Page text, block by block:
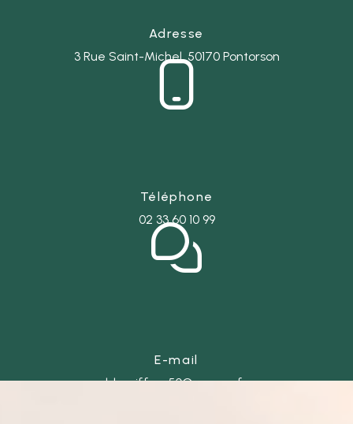
Adresse
3 Rue Saint-Michel, 50170 Pontorson
Téléphone
02 33 60 10 99
E-mail
ld-coiffure50@orange.fr